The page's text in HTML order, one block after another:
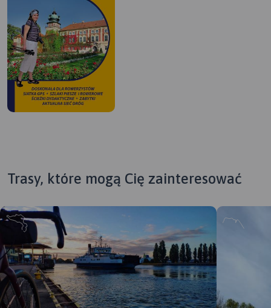
MAPA TURYSTYCZNA W
Trasy, które mogą Cię zainteresować